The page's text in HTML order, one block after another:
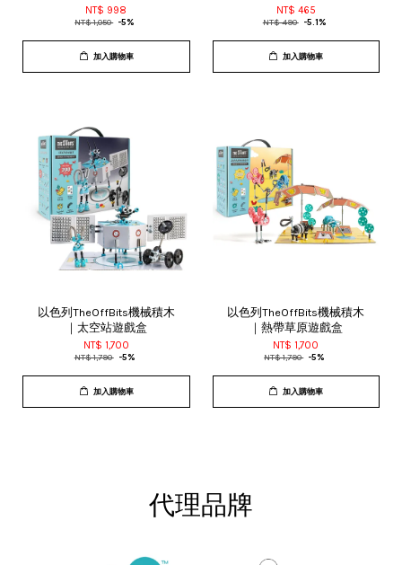
NT$ 998
NT$ 1,050 -5%
加入購物車
NT$ 465
NT$ 490 -5.1%
加入購物車
以色列TheOffBits機械積木
｜太空站遊戲盒
NT$ 1,700
NT$ 1,790 -5%
加入購物車
以色列TheOffBits機械積木
｜熱帶草原遊戲盒
NT$ 1,700
NT$ 1,790 -5%
加入購物車
代理品牌